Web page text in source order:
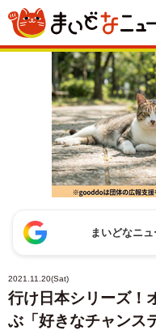
まいどなニ
2021.11.20(Sat)
行け日本シリーズ！
ぶ「好きなチャンス